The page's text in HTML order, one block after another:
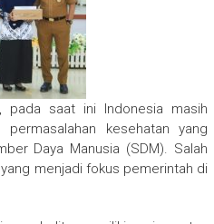
pada saat ini Indonesia masih
kesehatan yang
Daya Manusia (SDM). Salah
menjadi fokus pemerintah di